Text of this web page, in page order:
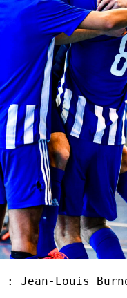
Jean-Louis